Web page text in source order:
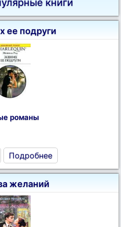
книги
ее подруги
романы
Подробнее
желаний